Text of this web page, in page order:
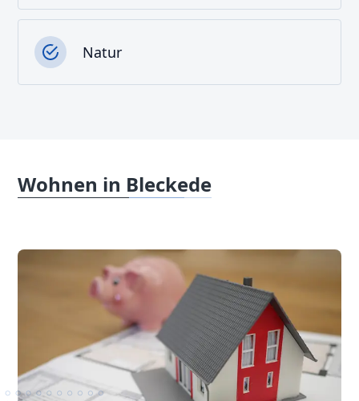
Natur
Wohnen in Bleckede